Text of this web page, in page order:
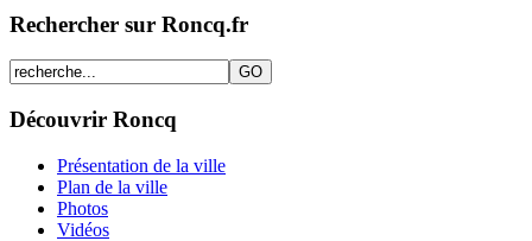
Rechercher sur Roncq.fr
Découvrir Roncq
Présentation de la ville
Plan de la ville
Photos
Vidéos